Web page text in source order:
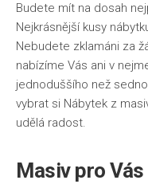
Budete mít na dosah
Nejkrásnější kusy
Nebudete zklamáni za
nabízíme Vás ani v
jednoduššího než
vybrat si Nábytek z
udělá radost.
Masiv pro Vás